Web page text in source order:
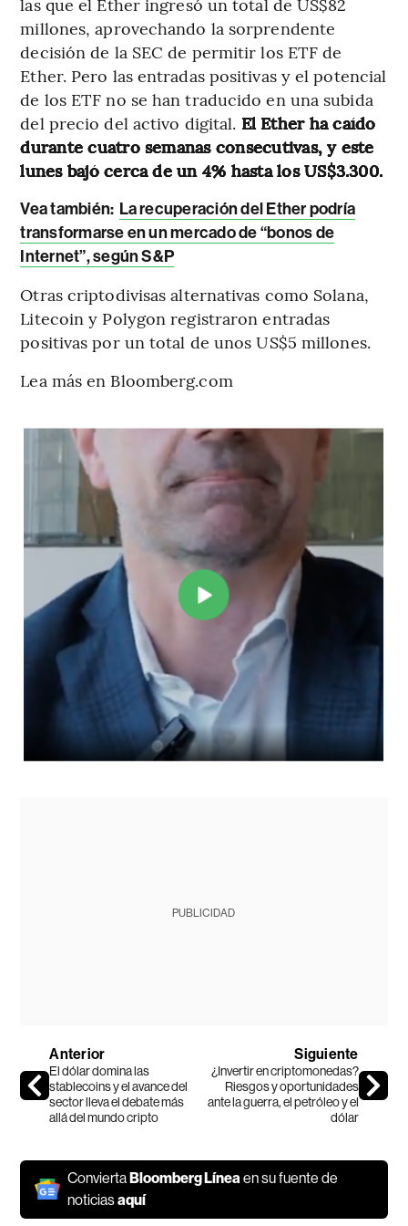
millones, aprovechando la sorprendente
decisión de la SEC de permitir los ETF de
Ether. Pero las entradas positivas y el potencial
de los ETF no se han traducido en una subida
del precio del activo digital. El Ether ha caído
durante cuatro semanas consecutivas, y este
lunes bajó cerca de un 4% hasta los US$3.300.
Vea también: La recuperación del Ether podría
transformarse en un mercado de “bonos de
Internet”, según S&P
Otras criptodivisas alternativas como Solana,
Litecoin y Polygon registraron entradas
positivas por un total de unos US$5 millones.
Lea más en Bloomberg.com
PUBLICIDAD
Anterior
El dólar domina las
stablecoins y el avance del
sector lleva el debate más
allá del mundo cripto
Siguiente
¿Invertir en criptomonedas?
Riesgos y oportunidades
ante la guerra, el petróleo y el
dólar
ConviertaBloomberg Línea en su fuente de
noticiasaquí